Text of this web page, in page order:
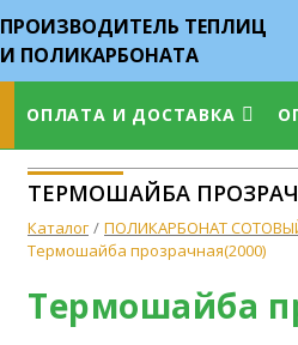
ПРОИЗВОДИТЕЛЬ ТЕПЛИЦ
И ПОЛИКАРБОНАТА
ОПЛАТА И ДОСТАВКА
ТЕРМОШАЙБА
Каталог ПОЛИКАРБОНАТ
Термошайба прозрачная(2000)
Термошайба